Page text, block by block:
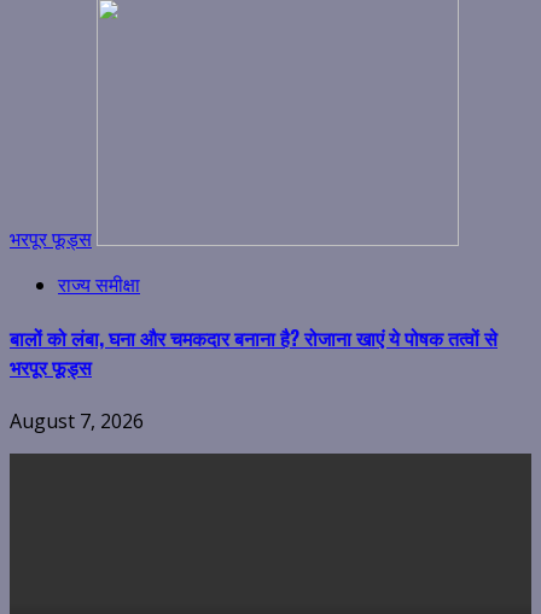
भरपूर फूड्स
राज्य समीक्षा
बालों को लंबा, घना और चमकदार बनाना है? रोजाना खाएं ये पोषक तत्वों से
भरपूर फूड्स
August 7, 2026